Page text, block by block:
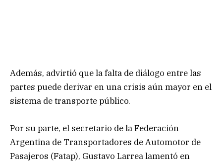
Además, advirtió que la falta de diálogo entre las
partes puede derivar en una crisis aún mayor en el
sistema de transporte público.
Por su parte, el secretario de la Federación
Argentina de Transportadores de Automotor de
Pasajeros (Fatap), Gustavo Larrea lamentó en